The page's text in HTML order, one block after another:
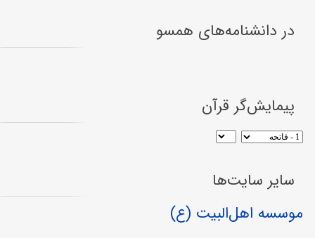
در دانشنامه‌های همسو
پیمایش‌گر قرآن
سایر سایت‌ها
موسسه اهل‌البیت (ع)